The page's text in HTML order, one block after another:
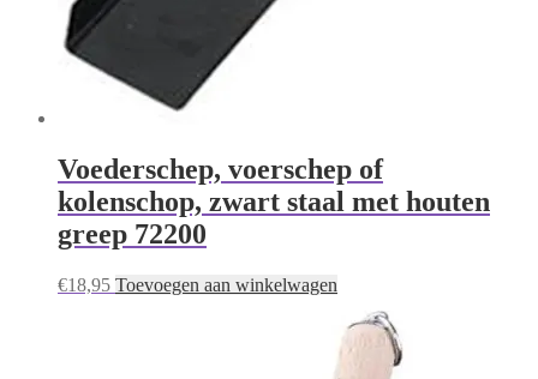
Voederschep, voerschep of
kolenschop, zwart staal met houten
greep 72200
€18,95 Toevoegen aan winkelwagen